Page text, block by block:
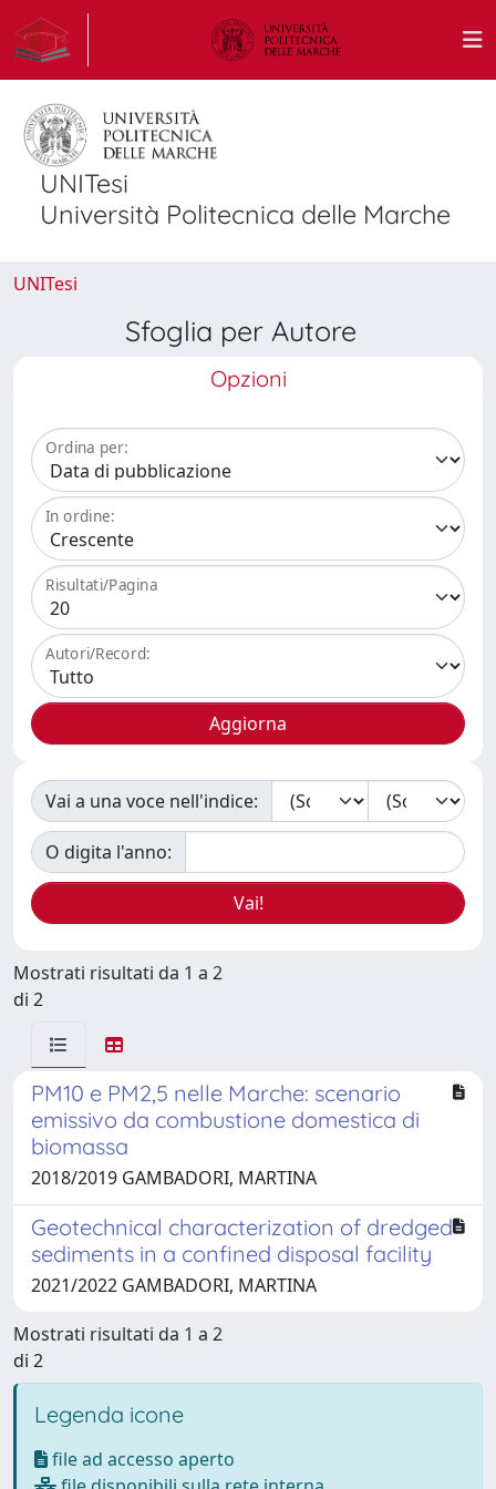
UNITesi
Università Politecnica delle Marche
UNITesi
Sfoglia per Autore
Opzioni
Ordina per:
In ordine:
Risultati/Pagina
Autori/Record:
Vai a una voce nell'indice:
O digita l'anno:
Mostrati risultati da 1 a 2
di 2
PM10 e PM2,5 nelle Marche: scenario
emissivo da combustione domestica di
biomassa
2018/2019 GAMBADORI, MARTINA
Geotechnical characterization of dredged
sediments in a confined disposal facility
2021/2022 GAMBADORI, MARTINA
Mostrati risultati da 1 a 2
di 2
Legenda icone
file ad accesso aperto